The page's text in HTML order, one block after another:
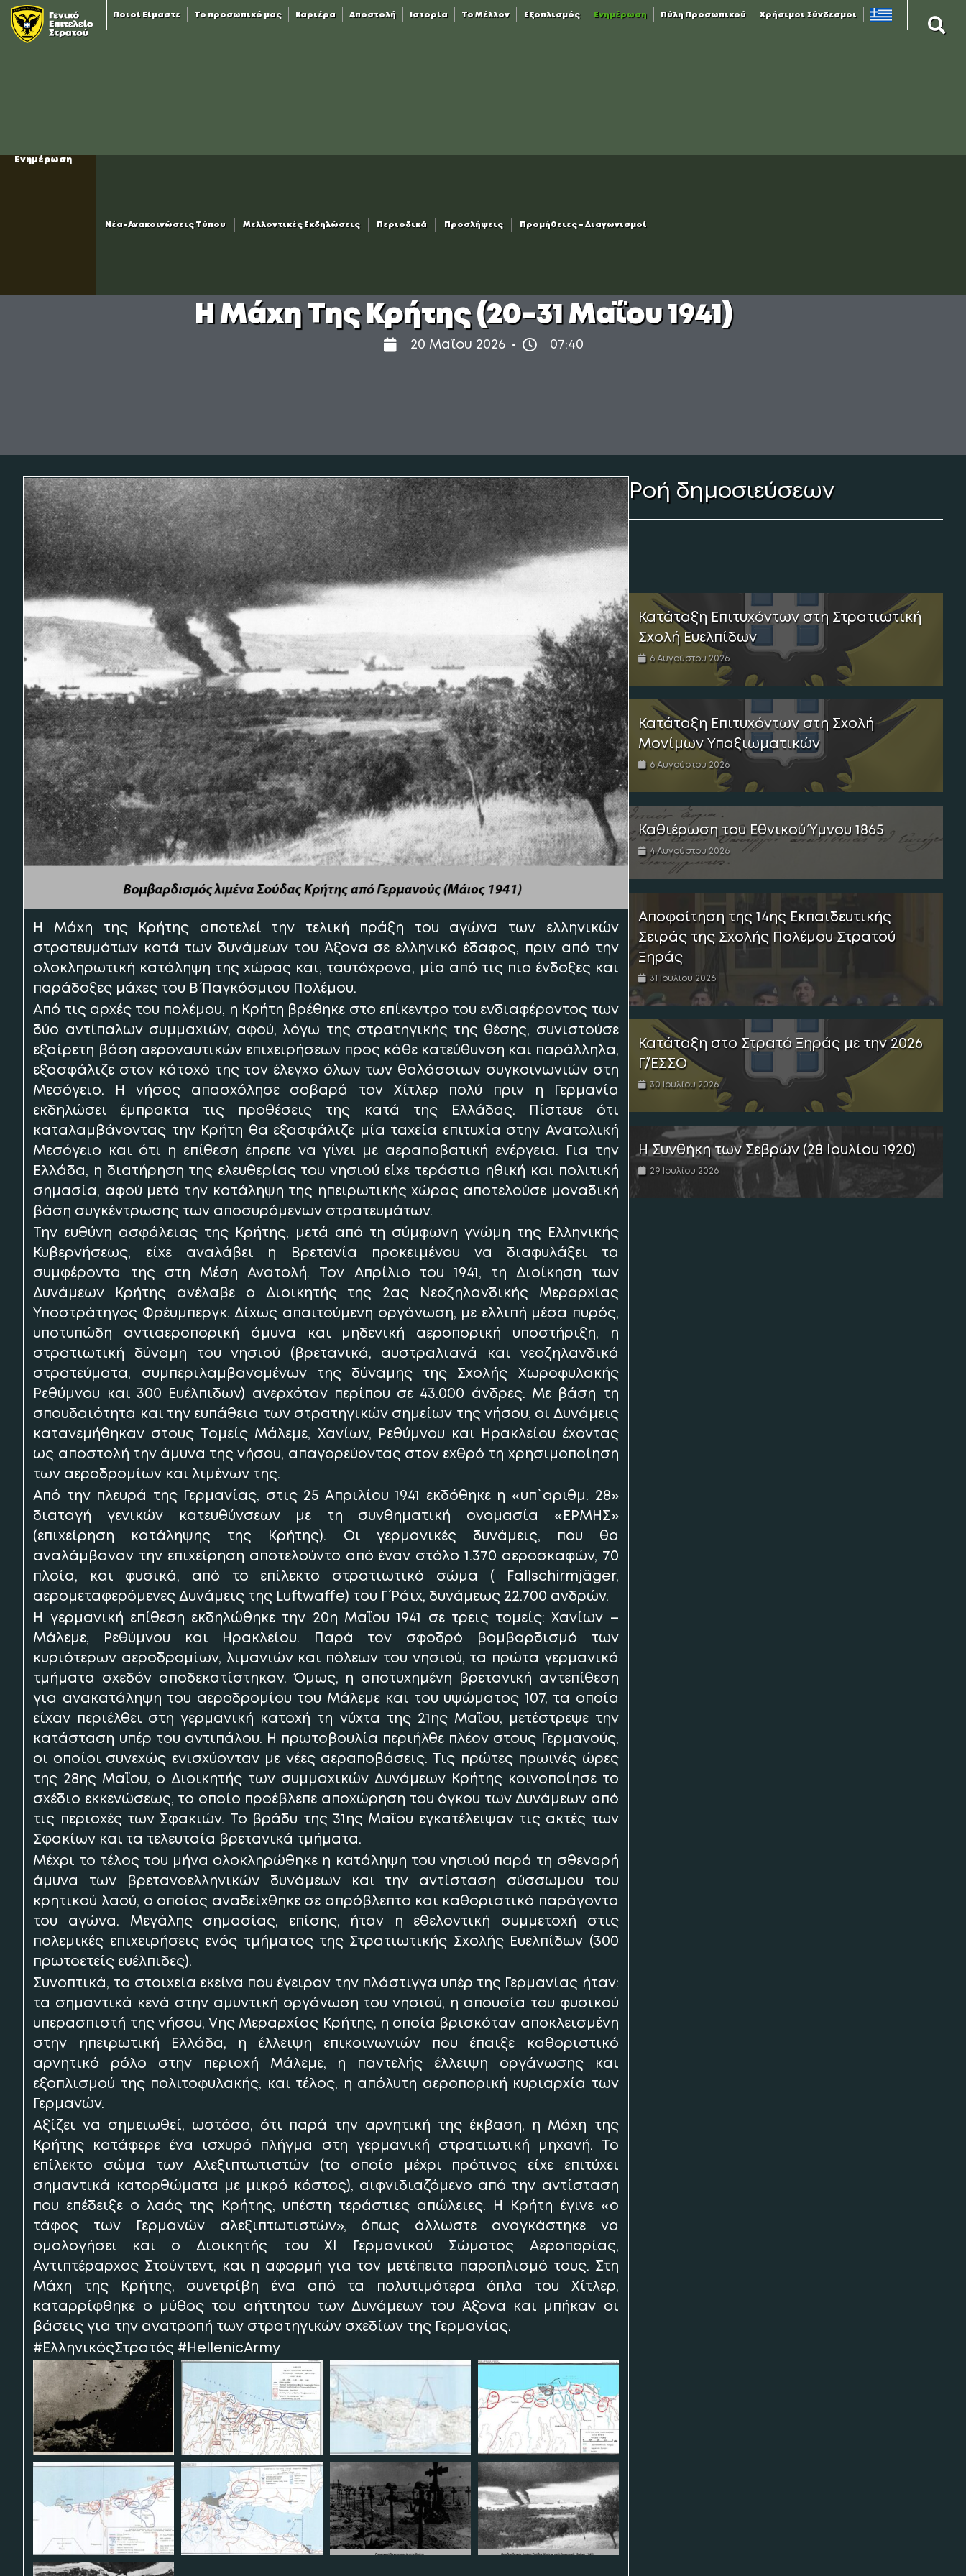
Ποιοί Είμαστε Το προσωπικό μας Καριέρα Αποστολή Ιστορία Το Μέλλον Εξοπλισμός Ενημέρωση Πύλη Προσωπικού Χρήσιμοι Σύνδεσμοι
Ενημέρωση
Νέα-Ανακοινώσεις Τύπου Μελλοντικές Εκδηλώσεις Περιοδικά Προσλήψεις Προμήθειες – Διαγωνισμοί
Η Μάχη Της Κρήτης (20-31 Μαΐου 1941)
20 Μαΐου 2026 07:40
Η Μάχη της Κρήτης αποτελεί την τελική πράξη του αγώνα των ελληνικών
στρατευμάτων κατά των δυνάμεων του Άξονα σε ελληνικό έδαφος, πριν από την
ολοκληρωτική κατάληψη της χώρας και, ταυτόχρονα, μία από τις πιο ένδοξες και
παράδοξες μάχες του Β΄ Παγκόσμιου Πολέμου.
Από τις αρχές του πολέμου, η Κρήτη βρέθηκε στο επίκεντρο του ενδιαφέροντος των
δύο αντίπαλων συμμαχιών, αφού, λόγω της στρατηγικής της θέσης, συνιστούσε
εξαίρετη βάση αεροναυτικών επιχειρήσεων προς κάθε κατεύθυνση και παράλληλα,
εξασφάλιζε στον κάτοχό της τον έλεγχο όλων των θαλάσσιων συγκοινωνιών στη
Μεσόγειο. Η νήσος απασχόλησε σοβαρά τον Χίτλερ πολύ πριν η Γερμανία
εκδηλώσει έμπρακτα τις προθέσεις της κατά της Ελλάδας. Πίστευε ότι
καταλαμβάνοντας την Κρήτη θα εξασφάλιζε μία ταχεία επιτυχία στην Ανατολική
Μεσόγειο και ότι η επίθεση έπρεπε να γίνει με αεραποβατική ενέργεια. Για την
Ελλάδα, η διατήρηση της ελευθερίας του νησιού είχε τεράστια ηθική και πολιτική
σημασία, αφού μετά την κατάληψη της ηπειρωτικής χώρας αποτελούσε μοναδική
βάση συγκέντρωσης των αποσυρόμενων στρατευμάτων.
Την ευθύνη ασφάλειας της Κρήτης, μετά από τη σύμφωνη γνώμη της Ελληνικής
Κυβερνήσεως, είχε αναλάβει η Βρετανία προκειμένου να διαφυλάξει τα
συμφέροντα της στη Μέση Ανατολή. Τον Απρίλιο του 1941, τη Διοίκηση των
Δυνάμεων Κρήτης ανέλαβε ο Διοικητής της 2ας Νεοζηλανδικής Μεραρχίας
Υποστράτηγος Φρέυμπεργκ. Δίχως απαιτούμενη οργάνωση, με ελλιπή μέσα πυρός,
υποτυπώδη αντιαεροπορική άμυνα και μηδενική αεροπορική υποστήριξη, η
στρατιωτική δύναμη του νησιού (βρετανικά, αυστραλιανά και νεοζηλανδικά
στρατεύματα, συμπεριλαμβανομένων της δύναμης της Σχολής Χωροφυλακής
Ρεθύμνου και 300 Ευέλπιδων) ανερχόταν περίπου σε 43.000 άνδρες. Με βάση τη
σπουδαιότητα και την ευπάθεια των στρατηγικών σημείων της νήσου, οι Δυνάμεις
κατανεμήθηκαν στους Τομείς Μάλεμε, Χανίων, Ρεθύμνου και Ηρακλείου έχοντας
ως αποστολή την άμυνα της νήσου, απαγορεύοντας στον εχθρό τη χρησιμοποίηση
των αεροδρομίων και λιμένων της.
Από την πλευρά της Γερμανίας, στις 25 Απριλίου 1941 εκδόθηκε η «υπ` αριθμ. 28»
διαταγή γενικών κατευθύνσεων με τη συνθηματική ονομασία «ΕΡΜΗΣ»
(επιχείρηση κατάληψης της Κρήτης). Οι γερμανικές δυνάμεις, που θα
αναλάμβαναν την επιχείρηση αποτελούντο από έναν στόλο 1.370 αεροσκαφών, 70
πλοία, και φυσικά, από το επίλεκτο στρατιωτικό σώμα ( Fallschirmjäger,
αερομεταφερόμενες Δυνάμεις της Luftwaffe) του Γ΄ Ράιχ, δυνάμεως 22.700 ανδρών.
Η γερμανική επίθεση εκδηλώθηκε την 20η Μαΐου 1941 σε τρεις τομείς: Χανίων –
Μάλεμε, Ρεθύμνου και Ηρακλείου. Παρά τον σφοδρό βομβαρδισμό των
κυριότερων αεροδρομίων, λιμανιών και πόλεων του νησιού, τα πρώτα γερμανικά
τμήματα σχεδόν αποδεκατίστηκαν. Όμως, η αποτυχημένη βρετανική αντεπίθεση
για ανακατάληψη του αεροδρομίου του Μάλεμε και του υψώματος 107, τα οποία
είχαν περιέλθει στη γερμανική κατοχή τη νύχτα της 21ης Μαΐου, μετέστρεψε την
κατάσταση υπέρ του αντιπάλου. Η πρωτοβουλία περιήλθε πλέον στους Γερμανούς,
οι οποίοι συνεχώς ενισχύονταν με νέες αεραποβάσεις. Τις πρώτες πρωινές ώρες
της 28ης Μαΐου, ο Διοικητής των συμμαχικών Δυνάμεων Κρήτης κοινοποίησε το
σχέδιο εκκενώσεως, το οποίο προέβλεπε αποχώρηση του όγκου των Δυνάμεων από
τις περιοχές των Σφακιών. Το βράδυ της 31ης Μαΐου εγκατέλειψαν τις ακτές των
Σφακίων και τα τελευταία βρετανικά τμήματα.
Μέχρι το τέλος του μήνα ολοκληρώθηκε η κατάληψη του νησιού παρά τη σθεναρή
άμυνα των βρετανοελληνικών δυνάμεων και την αντίσταση σύσσωμου του
κρητικού λαού, ο οποίος αναδείχθηκε σε απρόβλεπτο και καθοριστικό παράγοντα
του αγώνα. Μεγάλης σημασίας, επίσης, ήταν η εθελοντική συμμετοχή στις
πολεμικές επιχειρήσεις ενός τμήματος της Στρατιωτικής Σχολής Ευελπίδων (300
πρωτοετείς ευέλπιδες).
Συνοπτικά, τα στοιχεία εκείνα που έγειραν την πλάστιγγα υπέρ της Γερμανίας ήταν:
τα σημαντικά κενά στην αμυντική οργάνωση του νησιού, η απουσία του φυσικού
υπερασπιστή της νήσου, Vης Μεραρχίας Κρήτης, η οποία βρισκόταν αποκλεισμένη
στην ηπειρωτική Ελλάδα, η έλλειψη επικοινωνιών που έπαιξε καθοριστικό
αρνητικό ρόλο στην περιοχή Μάλεμε, η παντελής έλλειψη οργάνωσης και
εξοπλισμού της πολιτοφυλακής, και τέλος, η απόλυτη αεροπορική κυριαρχία των
Γερμανών.
Αξίζει να σημειωθεί, ωστόσο, ότι παρά την αρνητική της έκβαση, η Μάχη της
Κρήτης κατάφερε ένα ισχυρό πλήγμα στη γερμανική στρατιωτική μηχανή. Το
επίλεκτο σώμα των Αλεξιπτωτιστών (το οποίο μέχρι πρότινος είχε επιτύχει
σημαντικά κατορθώματα με μικρό κόστος), αιφνιδιαζόμενο από την αντίσταση
που επέδειξε ο λαός της Κρήτης, υπέστη τεράστιες απώλειες. Η Κρήτη έγινε «ο
τάφος των Γερμανών αλεξιπτωτιστών», όπως άλλωστε αναγκάστηκε να
ομολογήσει και ο Διοικητής του XI Γερμανικού Σώματος Αεροπορίας,
Αντιπτέραρχος Στούντεντ, και η αφορμή για τον μετέπειτα παροπλισμό τους. Στη
Μάχη της Κρήτης, συνετρίβη ένα από τα πολυτιμότερα όπλα του Χίτλερ,
καταρρίφθηκε ο μύθος του αήττητου των Δυνάμεων του Άξονα και μπήκαν οι
βάσεις για την ανατροπή των στρατηγικών σχεδίων της Γερμανίας.
#ΕλληνικόςΣτρατός #HellenicArmy
Ροή δημοσιεύσεων
Κατάταξη Επιτυχόντων στη Στρατιωτική
Σχολή Ευελπίδων
6 Αυγούστου 2026
Κατάταξη Επιτυχόντων στη Σχολή
Μονίμων Υπαξιωματικών
6 Αυγούστου 2026
Καθιέρωση του Εθνικού Ύμνου 1865
4 Αυγούστου 2026
Αποφοίτηση της 14ης Εκπαιδευτικής
Σειράς της Σχολής Πολέμου Στρατού
Ξηράς
31 Ιουλίου 2026
Κατάταξη στο Στρατό Ξηράς με την 2026
Γ΄/ΕΣΣΟ
30 Ιουλίου 2026
Η Συνθήκη των Σεβρών (28 Ιουλίου 1920)
29 Ιουλίου 2026